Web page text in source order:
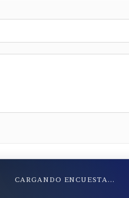
CARGANDO ENCUESTA...